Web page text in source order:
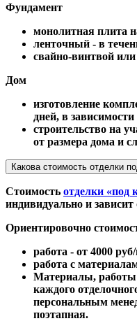
Фундамент
монолитная плита
ленточный - в
свайно-винтвой
Дом
изготовление
дней, в зависимости
строительство на
от размера дома и
Какова стоимость отделки
Стоимость отделки «под
индивидуально и
Ориентировочно
работа - от 4000
работа с
Материалы, работы
каждого
персональным
поэтапная.